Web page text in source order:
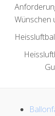
Wünschen